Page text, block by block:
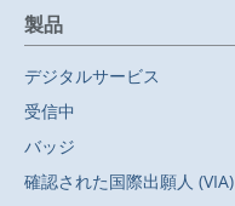
製品
デジタルサービス
受信中
バッジ
確認された国際出願人 (VIA)